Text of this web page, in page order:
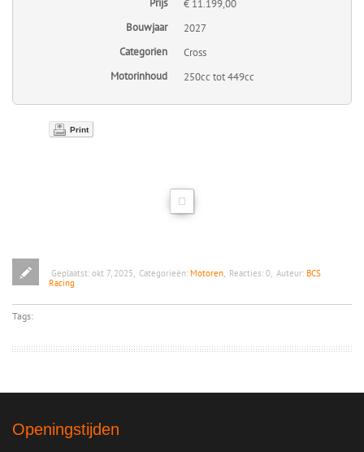
€ 11.199,00
Bouwjaar
2027
Categorien
Cross
Motorinhoud
250cc tot 449cc
Print
Geplaatst: okt 7, 2025 Categorieën: Motoren Reacties: 0 Auteur: BCS
Racing
Tags:
Openingstijden